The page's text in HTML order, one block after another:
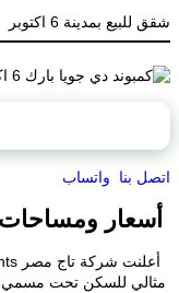
شقق للبيع بمدينة 6 اكتوبر
اتصل بنا واتساب
أسعار ومساحات